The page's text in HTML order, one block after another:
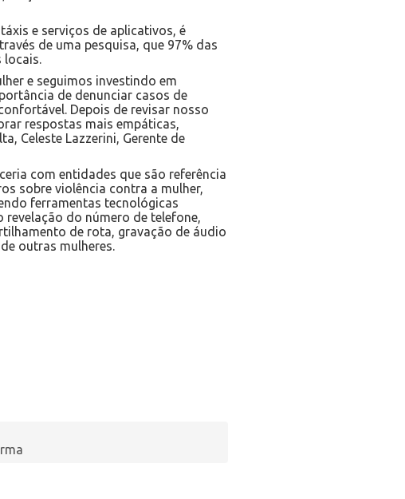
e serviços de aplicativos, é
de uma pesquisa, que 97% das
locais.
e seguimos investindo em
de denunciar casos de
Depois de revisar nosso
respostas mais empáticas,
Celeste Lazzerini, Gerente de
com entidades que são referência
sobre violência contra a mulher,
ferramentas tecnológicas
do número de telefone,
de rota, gravação de áudio
outras mulheres.